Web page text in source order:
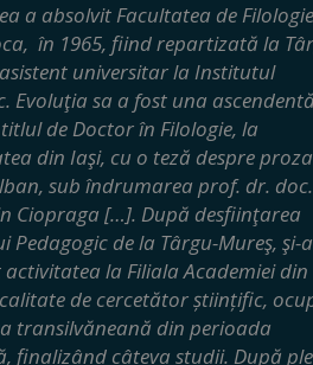
a absolvit Facultatea de
în 1965, fiind repartizată la
universitar la Institutul
Evoluţia sa a fost una
de Doctor în Filologie, la
din Iaşi, cu o teză despre
sub îndrumarea prof. dr. doc.
Ciopraga […]. După desfiinţarea
Pedagogic de la Târgu-Mureş, şi-a
la Filiala Academiei din
de cercetător științific,
transilvăneană din perioada
finalizând câteva studii. După